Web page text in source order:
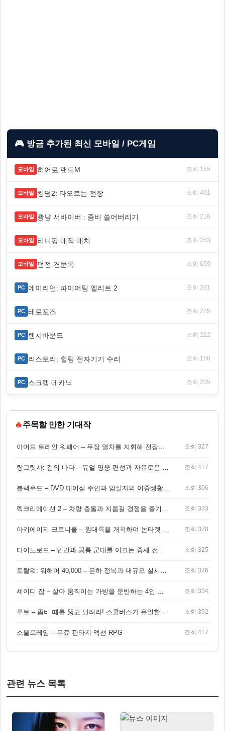
🎮 방금 추가된 최신 모바일 / PC게임
모바일 히어로 랜드M 조회 155
모바일 킹덤2: 타오르는 전장 조회 401
모바일 쾅냥 서바이버 : 좀비 쓸어버리기 조회 216
모바일 티니핑 매직 매치 조회 263
모바일 던전 견문록 조회 659
PC 에이리언: 파이어팀 엘리트 2 조회 281
PC 테로포즈 조회 225
PC 랜치바운드 조회 222
PC 리스토리: 힐링 전자기기 수리 조회 198
PC 스크랩 메카닉 조회 205
🔥주목할 만한 기대작
조회 327
조회 417
조회 306
조회 333
조회 378
조회 325
조회 376
조회 334
조회 392
소울프레임 – 무료 판타지 액션 RPG 조회 417
관련 뉴스 목록